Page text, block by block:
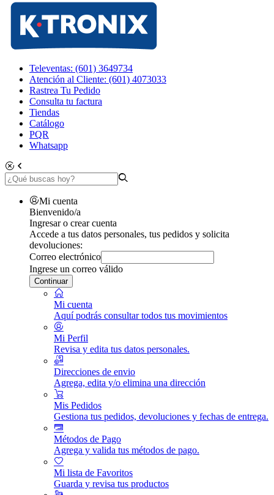
Televentas: (601) 3649734
Atención al Cliente: (601) 4073033
Rastrea Tu Pedido
Consulta tu factura
Tiendas
Catálogo
PQR
Whatsapp
Mi cuenta
Bienvenido/a
Ingresar o crear cuenta
Accede a tus datos personales, tus pedidos y solicita
devoluciones:
Correo electrónico
Ingrese un correo válido
Continuar
Mi cuenta
Aquí podrás consultar todos tus movimientos
Mi Perfil
Revisa y edita tus datos personales.
Direcciones de envio
Agrega, edita y/o elimina una dirección
Mis Pedidos
Gestiona tus pedidos, devoluciones y fechas de entrega.
Métodos de Pago
Agrega y valida tus métodos de pago.
Mi lista de Favoritos
Guarda y revisa tus productos